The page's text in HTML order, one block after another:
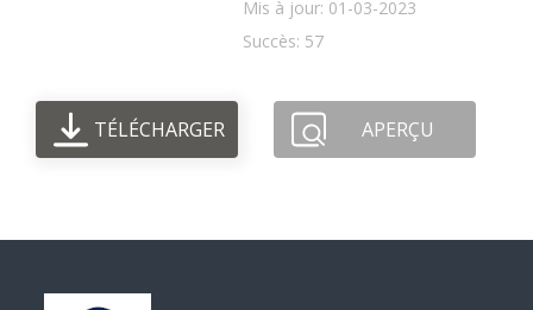
Mis à jour: 01-03-2023
Succès: 57
TÉLÉCHARGER APERÇU